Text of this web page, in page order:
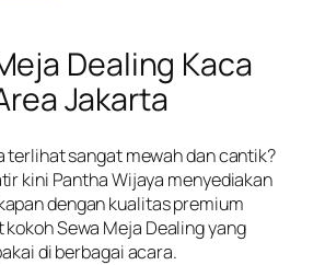
Dealing Kaca
Jakarta
terlihat sangat mewah dan cantik?
kini Pantha Wijaya menyediakan
dengan kualitas premium
Sewa Meja Dealing yang
di berbagai acara.